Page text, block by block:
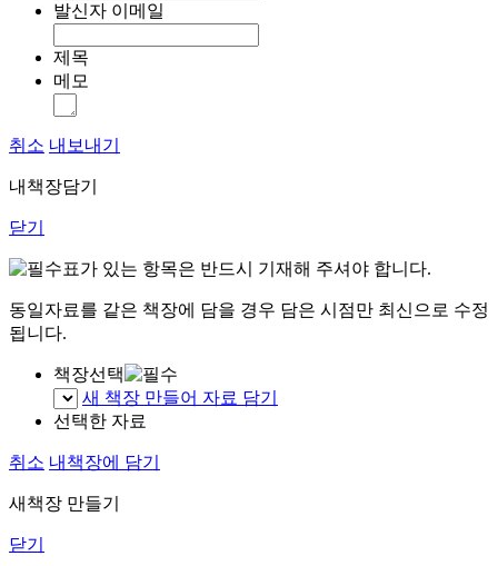
발신자 이메일
제목
메모
취소 내보내기
내책장담기
닫기
표가 있는 항목은 반드시 기재해 주셔야 합니다.
동일자료를 같은 책장에 담을 경우 담은 시점만 최신으로 수정
됩니다.
책장선택
새 책장 만들어 자료 담기
선택한 자료
취소 내책장에 담기
새책장 만들기
닫기